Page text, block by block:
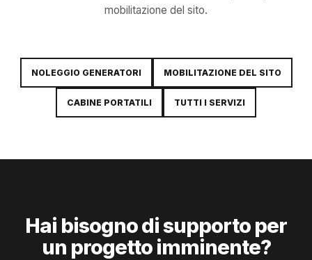
mobilitazione del sito.
NOLEGGIO GENERATORI MOBILITAZIONE DEL SITO
CABINE PORTATILI TUTTI I SERVIZI
Hai bisogno di supporto per
un progetto imminente?